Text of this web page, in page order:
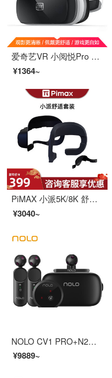
爱奇艺VR 小阅悦Pro Ⅱ 智能 vr眼镜 3D头盔 单机版
¥1364~
PiMAX 小派5K/8K 舒适面罩 VR眼镜眼罩面罩 3d眼镜配件 防漏光 舒适套装护脸棉 PiMAX舒适套装（预购）
¥3040~
NOLO CV1 PRO+N2套装 vr眼镜 VR头盔 虚拟现实 3d眼镜 体感游戏 千元玩Steam VR游戏
¥9889~